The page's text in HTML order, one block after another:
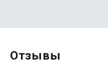
Отзывы